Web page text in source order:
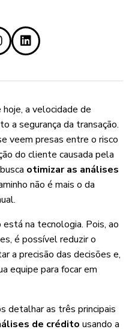
a velocidade de
a segurança da transação.
veem presas entre o risco
do cliente causada pela
otimizar as análises
não é mais o da
na tecnologia. Pois, ao
é possível reduzir o
a precisão das decisões e,
equipe para focar em
detalhar as três principais
de crédito usando a